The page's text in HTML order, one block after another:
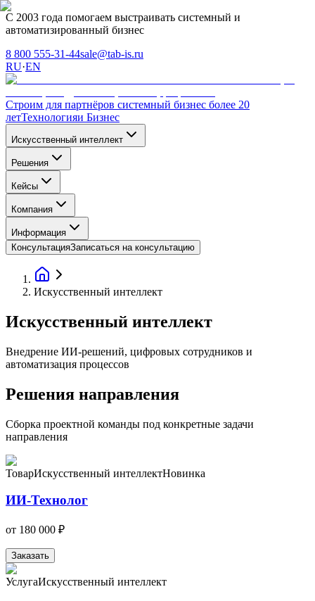
С 2003 года помогаем выстраивать системный и
автоматизированный бизнес
8 800 555-31-44sale@tab-is.ru
RU·EN
Строим для партнёров системный бизнес более 20
летТехнологияи Бизнес
Искусственный интеллект
Решения
Кейсы
Компания
Информация
КонсультацияЗаписаться на консультацию
Искусственный интеллект
Искусственный интеллект
Внедрение ИИ-решений, цифровых сотрудников и
автоматизация процессов
Решения направления
Сборка проектной команды под конкретные задачи
направления
ТоварИскусственный интеллектНовинка
ИИ-Технолог
от 180 000 ₽
Заказать
УслугаИскусственный интеллект